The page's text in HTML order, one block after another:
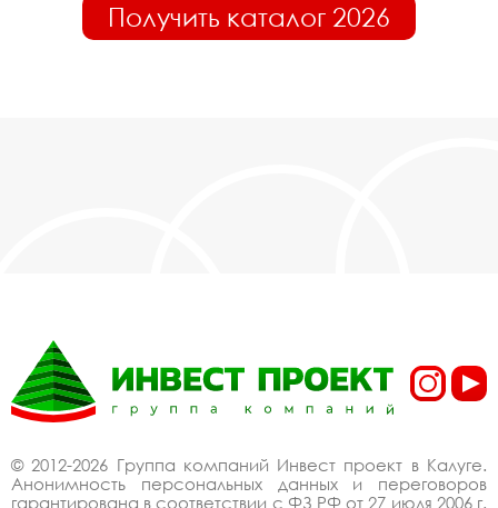
Получить каталог 2026
© 2012-2026 Группа компаний Инвест проект в Калуге.
Анонимность персональных данных и переговоров
гарантирована в соответствии с ФЗ РФ от 27 июля 2006 г.